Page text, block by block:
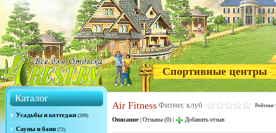
Спортивные центры
Каталог
Усадьбы и коттеджи (209)
Сауны и бани (72)
Air Fitness Фитнес клуб Рейтинг:
Описание Отзывы (0) Добавить отзыв